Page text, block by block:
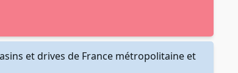
et drives de France métropolitaine et